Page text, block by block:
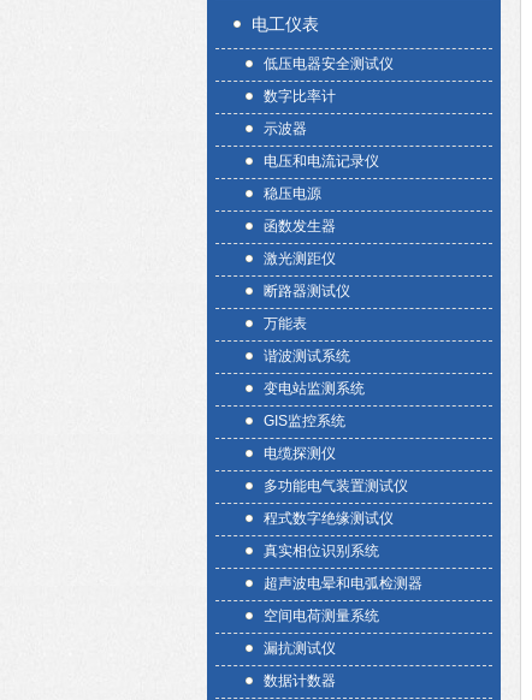
电工仪表
低压电器安全测试仪
数字比率计
示波器
电压和电流记录仪
稳压电源
函数发生器
激光测距仪
断路器测试仪
万能表
谐波测试系统
变电站监测系统
GIS监控系统
电缆探测仪
多功能电气装置测试仪
程式数字绝缘测试仪
真实相位识别系统
超声波电晕和电弧检测器
空间电荷测量系统
漏抗测试仪
数据计数器